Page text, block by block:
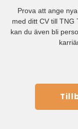
Prova att ange
med ditt CV till TNG
kan du även bli